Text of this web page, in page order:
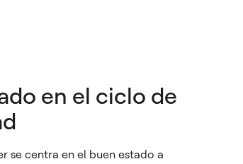
en el ciclo de
se centra en el buen estado a